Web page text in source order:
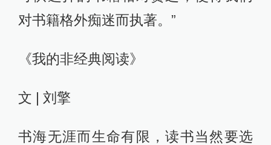
对书籍格外痴迷而执著。”
《我的非经典阅读》
文 | 刘擎
书海无涯而生命有限，读书当然要选